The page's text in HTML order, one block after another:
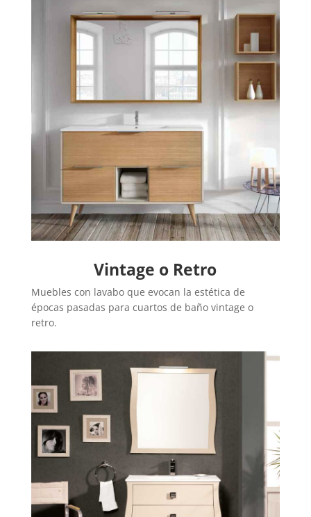
Vintage o Retro
Muebles con lavabo que evocan la estética de
épocas pasadas para cuartos de baño vintage o
retro.